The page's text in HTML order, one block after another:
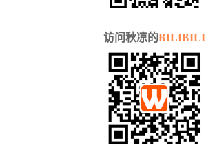
访问秋凉的BILIBILI